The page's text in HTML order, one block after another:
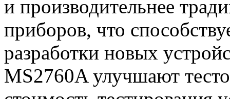
и производительнее
приборов, что
разработки новых
MS2760A улучшают